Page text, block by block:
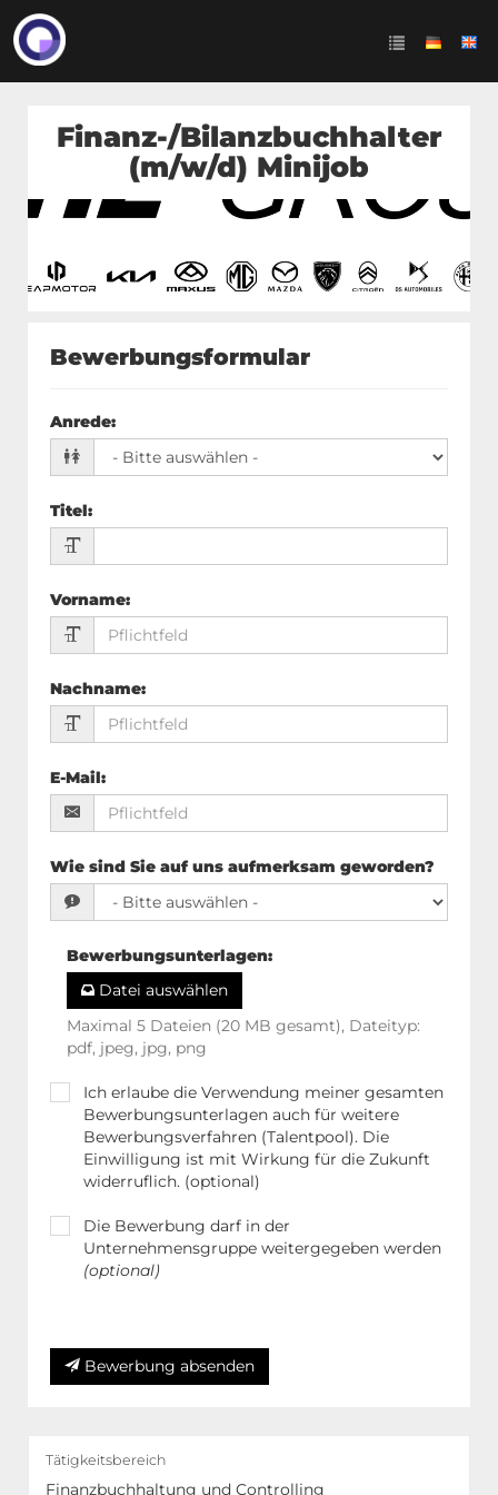
Finanz-/Bilanzbuchhalter
(m/w/d) Minijob
Bewerbungsformular
Anrede:
Titel:
Vorname:
Nachname:
E-Mail:
Wie sind Sie auf uns aufmerksam geworden?
Bewerbungsunterlagen:
Datei auswählen
Maximal 5 Dateien (20 MB gesamt), Dateityp:
pdf, jpeg, jpg, png
Ich erlaube die Verwendung meiner gesamten
Bewerbungsunterlagen auch für weitere
Bewerbungsverfahren (Talentpool). Die
Einwilligung ist mit Wirkung für die Zukunft
widerruflich. (optional)
Die Bewerbung darf in der
Unternehmensgruppe weitergegeben werden
(optional)
Bewerbung absenden
Tätigkeitsbereich
Finanzbuchhaltung und Controlling